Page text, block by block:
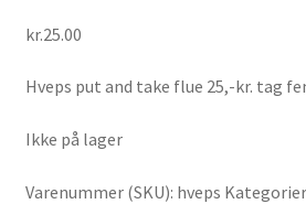
kr.25.00
Hveps put and take flue 25,-kr. tag
Ikke på lager
Varenummer (SKU): hveps